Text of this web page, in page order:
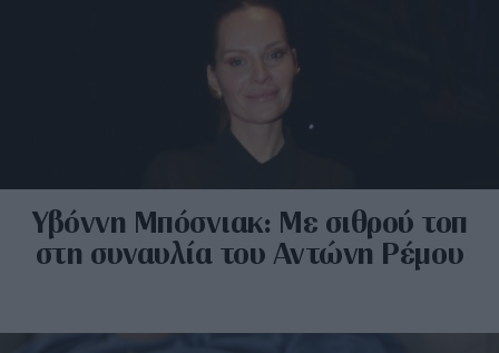
Υβόννη Μπόσνιακ: Με σιθρού τοπ
στη συναυλία του Αντώνη Ρέμου